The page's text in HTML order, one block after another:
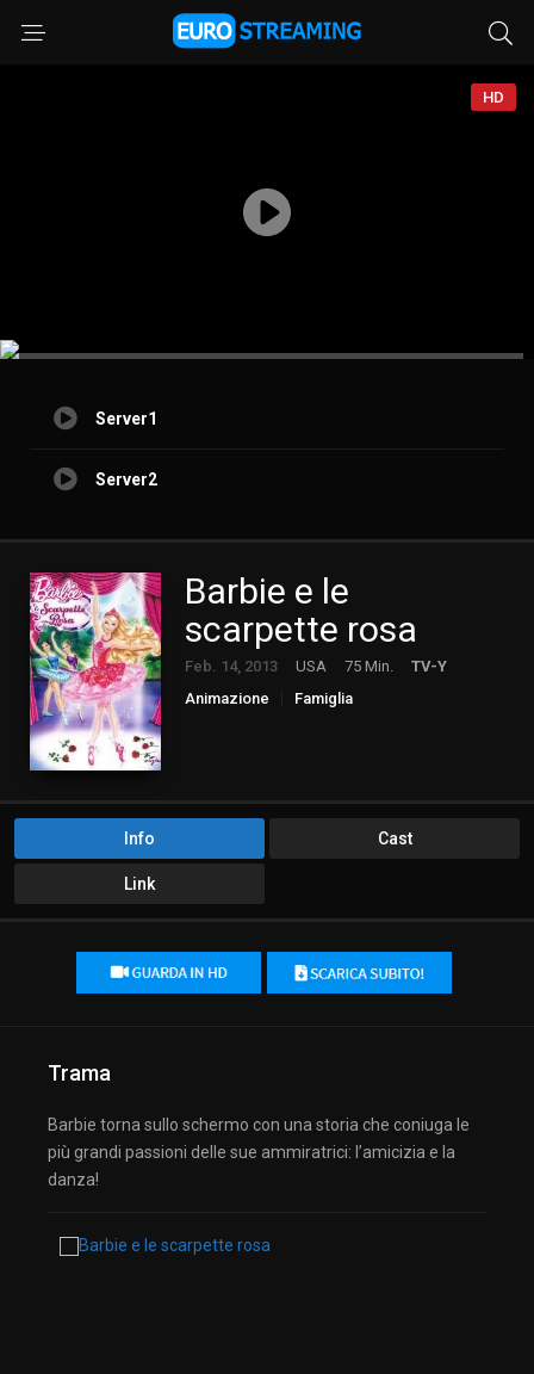
HD
Server1
Server2
Barbie e le
scarpette rosa
Feb. 14, 2013 USA 75 Min.
TV-Y
Animazione
Famiglia
Info Cast
Link
Trama
Barbie torna sullo schermo con una storia che coniuga le
più grandi passioni delle sue ammiratrici: l’amicizia e la
danza!